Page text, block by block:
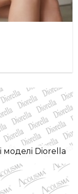
моделi Diorella